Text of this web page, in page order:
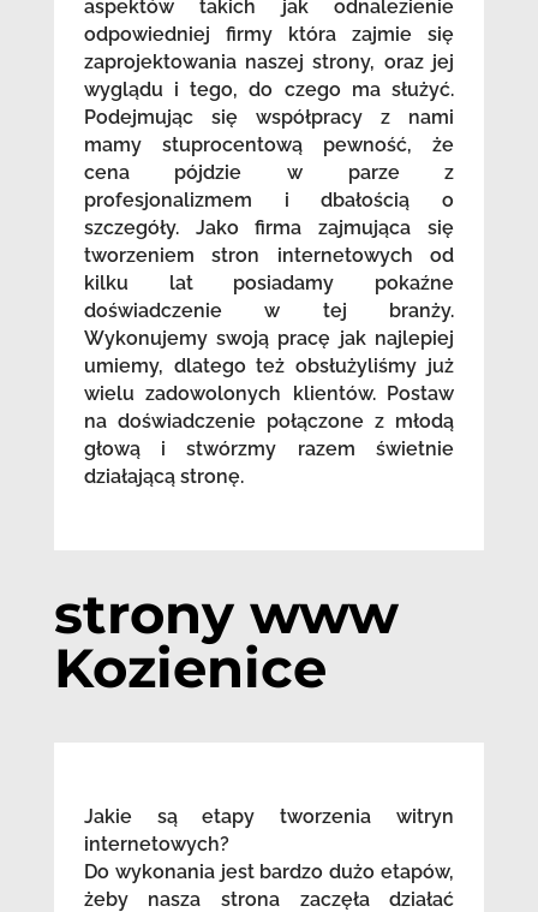
aspektów takich jak odnalezienie
odpowiedniej firmy która zajmie się
zaprojektowania naszej strony, oraz jej
wyglądu i tego, do czego ma służyć.
Podejmując się współpracy z nami
mamy stuprocentową pewność, że
cena pójdzie w parze z
profesjonalizmem i dbałością o
szczegóły. Jako firma zajmująca się
tworzeniem stron internetowych od
kilku lat posiadamy pokaźne
doświadczenie w tej branży.
Wykonujemy swoją pracę jak najlepiej
umiemy, dlatego też obsłużyliśmy już
wielu zadowolonych klientów. Postaw
na doświadczenie połączone z młodą
głową i stwórzmy razem świetnie
działającą stronę.
strony www
Kozienice
Jakie są etapy tworzenia witryn
internetowych?
Do wykonania jest bardzo dużo etapów,
żeby nasza strona zaczęła działać